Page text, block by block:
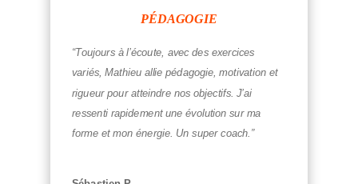
PÉDAGOGIE
“Toujours à l’écoute, avec des exercices
variés, Mathieu allie pédagogie, motivation et
rigueur pour atteindre nos objectifs. J’ai
ressenti rapidement une évolution sur ma
forme et mon énergie. Un super coach.”